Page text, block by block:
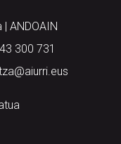
ANDOAIN
300 731